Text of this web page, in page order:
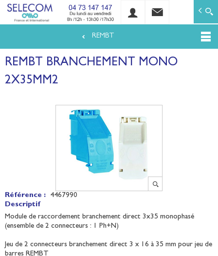
au
contenu
SELECOM
Matériels de réseaux électriques basse tension et
REMBT
REMBT BRANCHEMENT MONO
2X35MM2
Référence :
4467990
Descriptif
Module de raccordement branchement direct 3x35 monophasé
(ensemble de 2 connecteurs : 1 Ph+N)
Jeu de 2 connecteurs branchement direct 3 x 16 à 35 mm pour jeu de
barres REMBT